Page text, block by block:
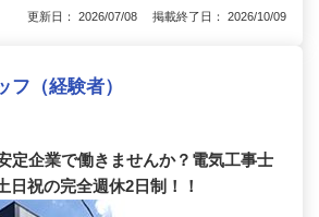
更新日： 2026/07/08 掲載終了日： 2026/10/09
フ（経験者）
定企業で働きませんか？電気工事士
日祝の完全週休2日制！！